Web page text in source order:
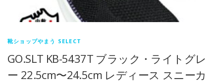
靴ショップやまう SELECT
GO.SLT KB-5437T ブラック・ライトグレ
ー 22.5cm〜24.5cm レディース スニーカ